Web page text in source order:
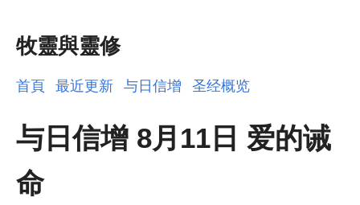
牧靈與靈修
首頁 最近更新 与日信增 圣经概览
与日信增 8月11日 爱的诫
命